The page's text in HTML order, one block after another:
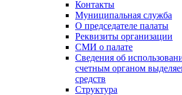
Контакты
Муниципальная служба
О председателе палаты
Реквизиты организации
СМИ о палате
Сведения об
счетным органом
средств
Структура